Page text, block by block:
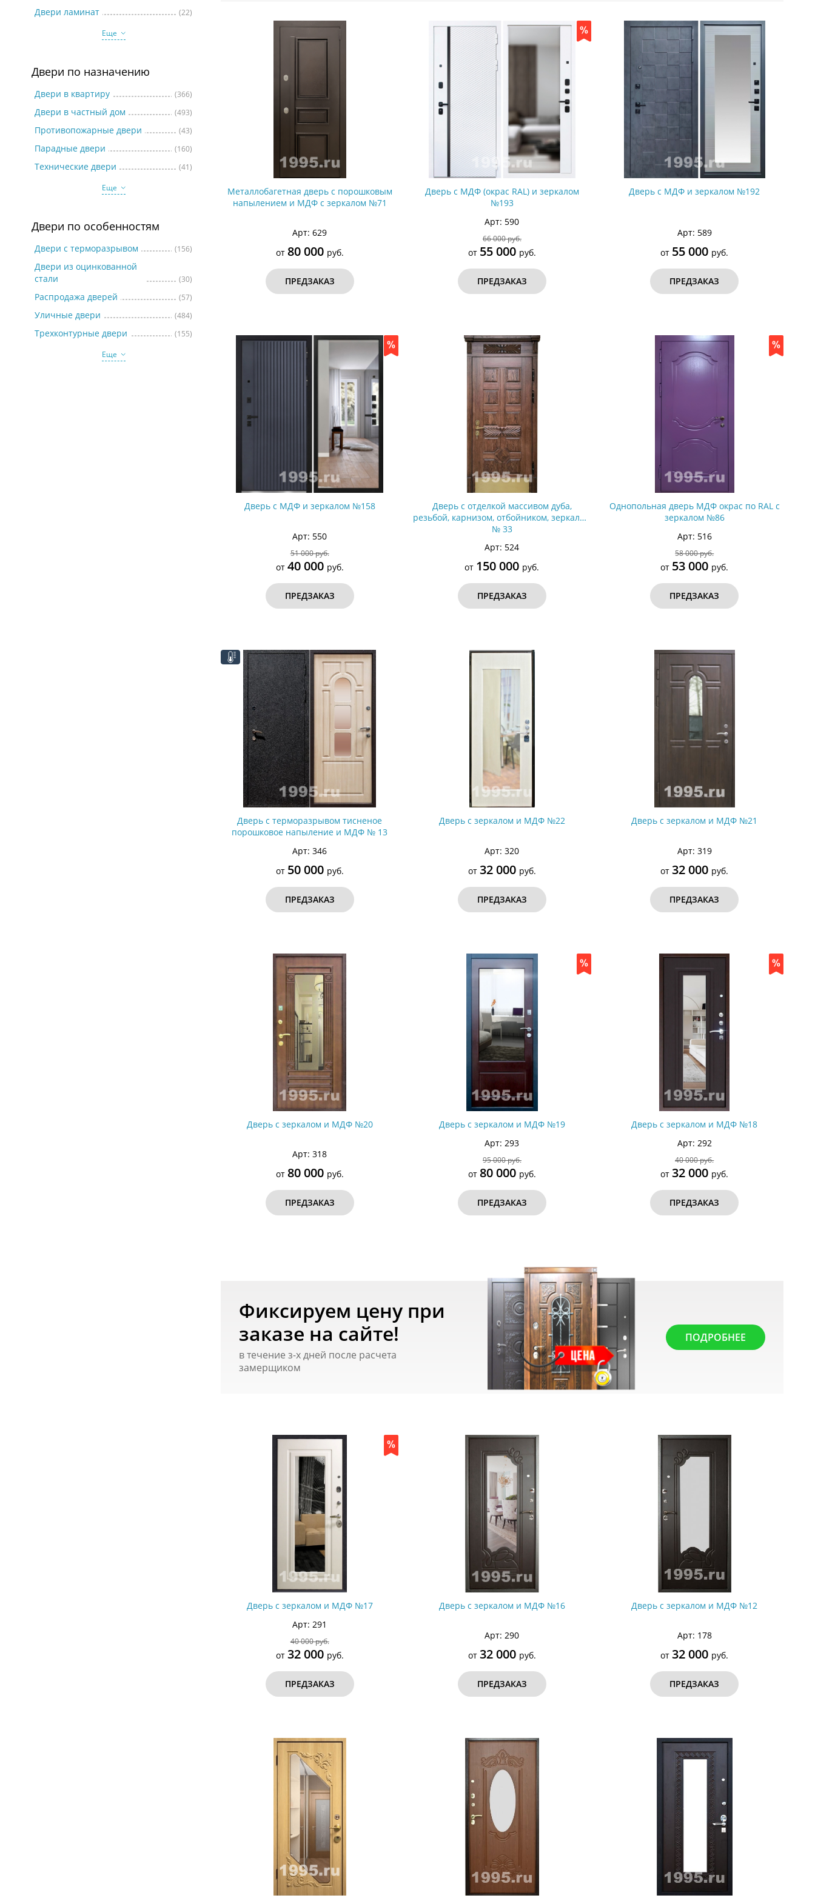
Двери с винилискожей
Коричневые двери
С металлофиленкой
Двери ламинат
(22)
Еще
Двери по назначению
Двери в квартиру (366)
Двери в частный дом (493)
Противопожарные двери (43)
Парадные двери (160)
Технические двери
(41)
Еще
Двери по особенностям
Двери с терморазрывом (156)
Двери из оцинкованной
стали
(30)
Распродажа дверей (57)
Уличные двери (484)
Трехконтурные двери
(155)
Еще
Металлобагетная дверь с порошковым
напылением и МДФ с зеркалом №71
Арт: 629
от 80 000 руб.
ПРЕДЗАКАЗ
Дверь с МДФ (окрас RAL) и зеркалом
№193
Арт: 590
66 000 руб.
от 55 000 руб.
ПРЕДЗАКАЗ
Дверь с МДФ и зеркалом №192
Арт: 589
от 55 000 руб.
ПРЕДЗАКАЗ
Дверь с МДФ и зеркалом №158
Арт: 550
51 000 руб.
от 40 000 руб.
ПРЕДЗАКАЗ
Дверь с отделкой массивом дуба,
резьбой, карнизом, отбойником, зеркалом
№ 33
Арт: 524
от 150 000 руб.
ПРЕДЗАКАЗ
Однопольная дверь МДФ окрас по RAL с
зеркалом №86
Арт: 516
58 000 руб.
от 53 000 руб.
ПРЕДЗАКАЗ
Дверь с терморазрывом тисненое
порошковое напыление и МДФ № 13
Арт: 346
от 50 000 руб.
ПРЕДЗАКАЗ
Дверь с зеркалом и МДФ №22
Арт: 320
от 32 000 руб.
ПРЕДЗАКАЗ
Дверь с зеркалом и МДФ №21
Арт: 319
от32 000 руб.
ПРЕДЗАКАЗ
Дверь с зеркалом и МДФ №20
Арт: 318
от 80 000 руб.
ПРЕДЗАКАЗ
Дверь с зеркалом и МДФ №19
Арт: 293
95 000 руб.
от 80 000 руб.
ПРЕДЗАКАЗ
Дверь с зеркалом и МДФ №18
Арт: 292
40 000 руб.
от32 000 руб.
ПРЕДЗАКАЗ
Фиксируем цену при
заказе на сайте!
в течение з-х дней после расчета
замерщиком
ПОДРОБНЕЕ
Дверь с зеркалом и МДФ №17
Арт: 291
40 000 руб.
от 32 000 руб.
ПРЕДЗАКАЗ
Дверь с зеркалом и МДФ №16
Арт: 290
от 32 000 руб.
ПРЕДЗАКАЗ
Дверь с зеркалом и МДФ №12
Арт: 178
от32 000 руб.
ПРЕДЗАКАЗ